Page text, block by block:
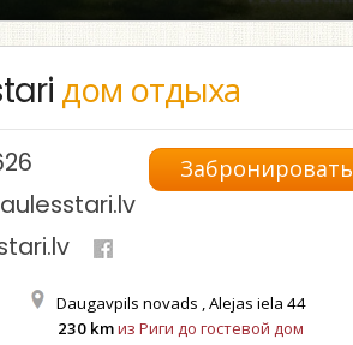
дом отдыха
Забронировать
Daugavpils novads , Alejas iela 44
230 kmиз Риги до гостевой дом